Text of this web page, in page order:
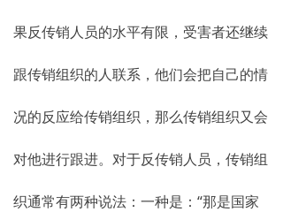
果反传销人员的水平有限，受害者还继续
跟传销组织的人联系，他们会把自己的情
况的反应给传销组织，那么传销组织又会
对他进行跟进。对于反传销人员，传销组
织通常有两种说法：一种是：“那是国家